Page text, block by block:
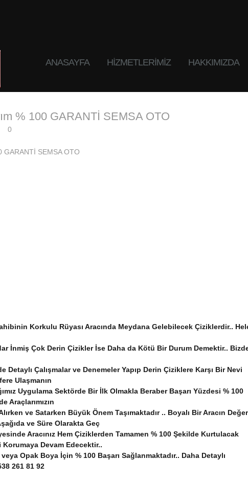
ANASAYFA HIZMETLERIMIZ HAKKIMIZDA
% 100 GARANTİ SEMSA OTO
0
Korkulu Rüyası Aracında Meydana Gelebilecek Çiziklerdir..
İnmiş Çok Derin Çizikler İse Daha da Kötü Bir Durum Demektir..
Detaylı Çalışmalar ve Denemeler Yapıp Derin Çiziklere Karşı Bir Nevi
Ulaşmanın
Uygulama Sektörde Bir İlk Olmakla Beraber Başarı Yüzdesi % 100
Araçlarımızın
ve Satarken Büyük Önem Taşımaktadır .. Boyalı Bir Aracın
ve Süre Olarakta Geç
Aracınız Hem Çiziklerden Tamamen % 100 Şekilde Kurtulacak
Devam Edecektir..
Opak Boya İçin % 100 Başarı Sağlanmaktadır.. Daha Detaylı
261 81 92